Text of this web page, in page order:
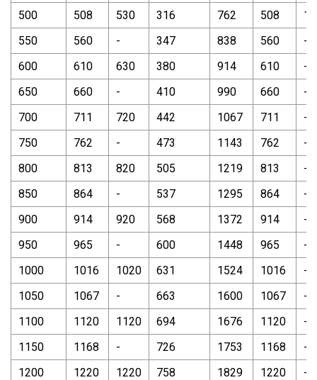
500 508 530 316 762 508
550
560 - 347 838 560
-
600
610 630 380 914 610
-
650
660 - 410 990 660
-
700
711 720 442 1067 711
-
750
762 - 473 1143 762
-
800
813 820 505 1219 813
-
850
864 - 537 1295 864
-
900
914 920 568 1372 914
-
950
965 - 600 1448 965
-
1000
1016 1020 631 1524 1016
-
1050
1067 - 663 1600 1067
-
1100
1120 1120 694 1676 1120
-
1150
1168 - 726 1753 1168
-
1200
1220 1220 758 1829 1220
-